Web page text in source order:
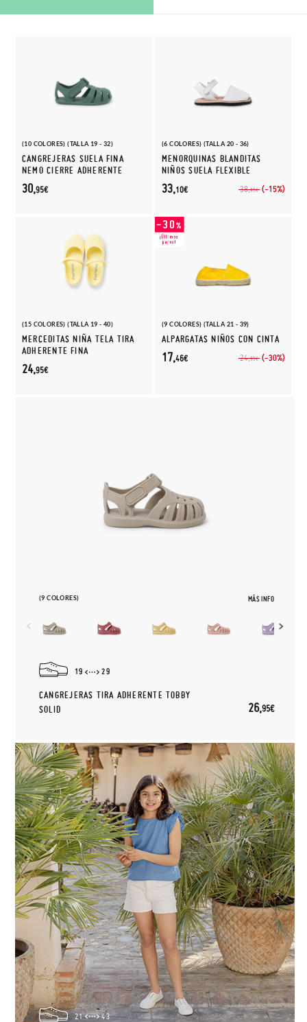
(10 COLORES) (TALLA 19 - 32)
CANGREJERAS SUELA FINA
NEMO CIERRE ADHERENTE
30,95€
(6 COLORES) (TALLA 20 - 36)
MENORQUINAS BLANDITAS
NIÑOS SUELA FLEXIBLE
38,95€ (-15%)
33,10€
(15 COLORES) (TALLA 19 - 40)
MERCEDITAS NIÑA TELA TIRA
ADHERENTE FINA
24,95€
(9 COLORES) (TALLA 21 - 39)
ALPARGATAS NIÑOS CON CINTA
24,95€ (-30%)
17,46€
(9 COLORES) MÁS INFO
19 29
CANGREJERAS TIRA ADHERENTE TOBBY
SOLID
26,95€
21 43